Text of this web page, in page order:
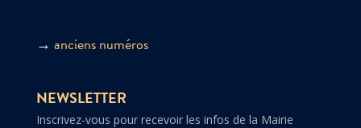
→ anciens numéros
NEWSLETTER
Inscrivez-vous pour recevoir les infos de la Mairie